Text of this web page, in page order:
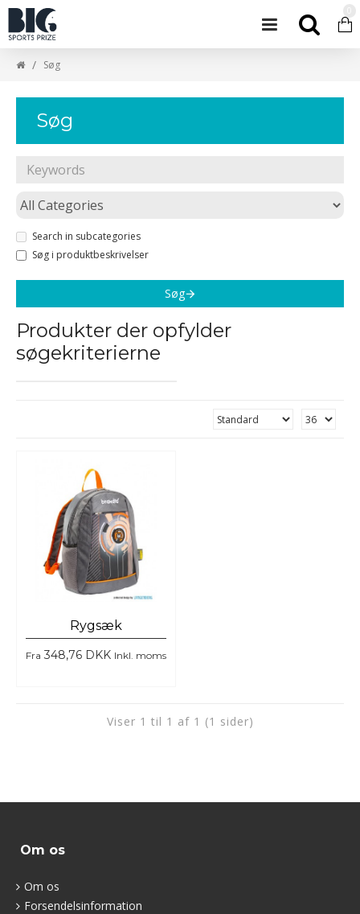
Søg
Søg
Search in subcategories
Søg i produktbeskrivelser
Søg
Produkter der opfylder
søgekriterierne
Rygsæk
Fra 348,76 DKK Inkl. moms
Viser 1 til 1 af 1 (1 sider)
Om os
Om os
Forsendelsinformation